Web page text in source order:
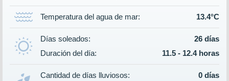
Temperatura del agua de mar: 13.4°C
Días soleados:
26 días
Duración del día:
11.5 - 12.4 horas
Cantidad de días lluviosos:
0 días